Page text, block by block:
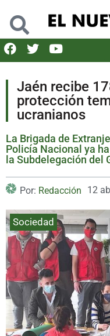
Jaén recibe
protección
ucranianos
La Brigada de
Policía Nacional ya
la Subdelegación del
Por: Redacción 12
Sociedad